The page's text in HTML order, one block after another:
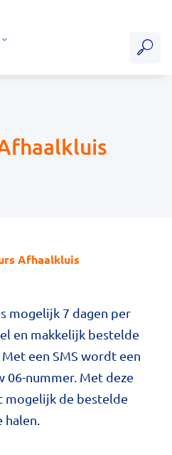
Afhaalkluis
mogelijk 7 dagen per
en makkelijk bestelde
een SMS wordt een
06-nummer. Met deze
mogelijk de bestelde